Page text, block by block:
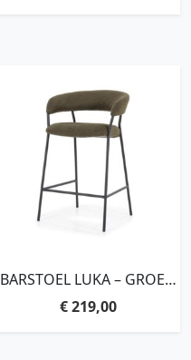
BARSTOEL LUKA – GROEN
COPENHAGEN
€219,00